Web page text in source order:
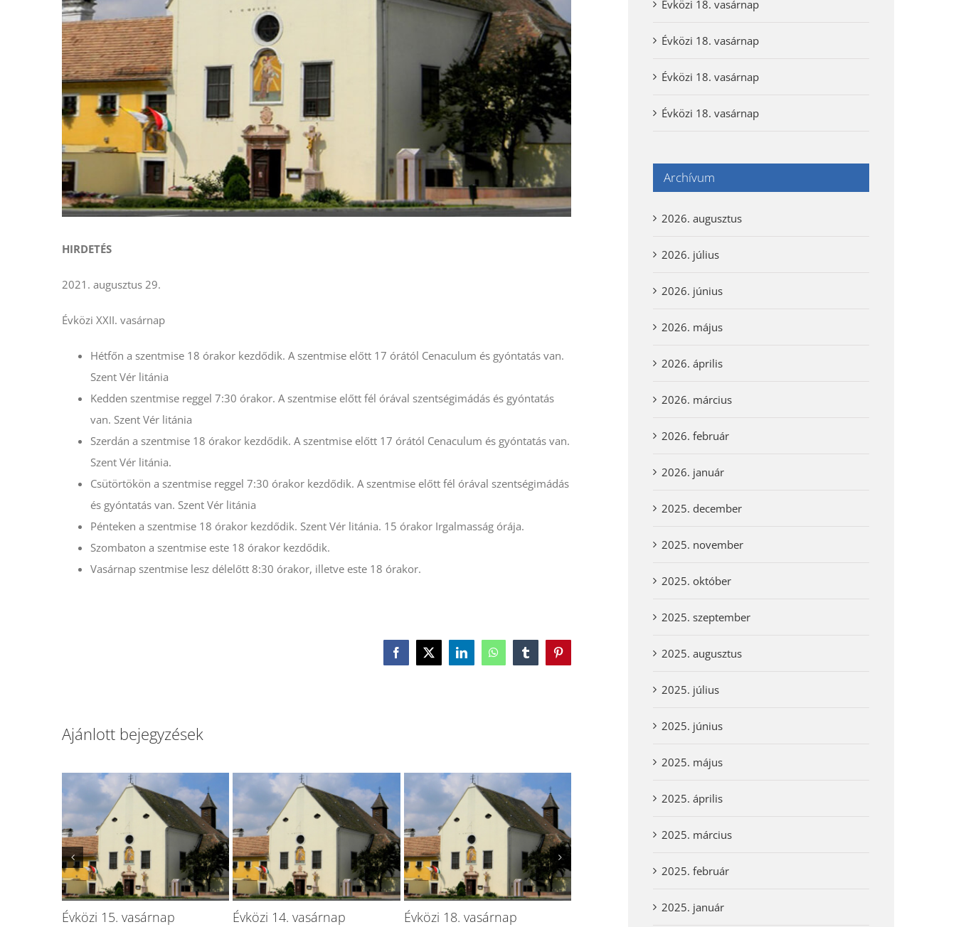
HIRDETÉS
2021. augusztus 29.
Évközi XXII. vasárnap
Hétfőn a szentmise 18 órakor kezdődik. A szentmise előtt 17 órától Cenaculum és gyóntatás van.
Szent Vér litánia
Kedden szentmise reggel 7:30 órakor. A szentmise előtt fél órával szentségimádás és gyóntatás
van. Szent Vér litánia
Szerdán a szentmise 18 órakor kezdődik. A szentmise előtt 17 órától Cenaculum és gyóntatás van.
Szent Vér litánia.
Csütörtökön a szentmise reggel 7:30 órakor kezdődik. A szentmise előtt fél órával szentségimádás
és gyóntatás van. Szent Vér litánia
Pénteken a szentmise 18 órakor kezdődik. Szent Vér litánia. 15 órakor Irgalmasság órája.
Szombaton a szentmise este 18 órakor kezdődik.
Vasárnap szentmise lesz délelőtt 8:30 órakor, illetve este 18 órakor.
Facebook
X LinkedInWhatsAppTumblrPinterest
Ajánlott bejegyzések
Évközi 18. vasárnap Évközi 17. vasárnap Évközi 16. vasárnap Évközi 14. vasárnap
Évközi 18. vasárnap
Évközi 18. vasárnap
Évközi 18. vasárnap
Évközi 18. vasárnap
Archívum
2026. augusztus
2026. július
2026. június
2026. május
2026. április
2026. március
2026. február
2026. január
2025. december
2025. november
2025. október
2025. szeptember
2025. augusztus
2025. július
2025. június
2025. május
2025. április
2025. március
2025. február
2025. január